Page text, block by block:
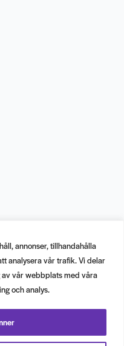
annonser, tillhandahålla
analysera vår trafik. Vi delar
vår webbplats med våra
och analys.